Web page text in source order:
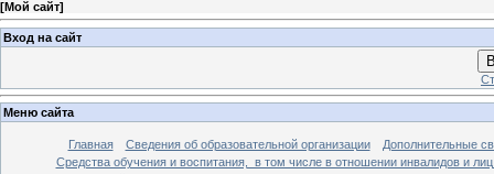
[Мой сайт]
Вход на сайт
Меню сайта
Главная Сведения об образовательной организации
Дополнительные
Средства обучения и воспитания, в том числе в отношении инвалидов и